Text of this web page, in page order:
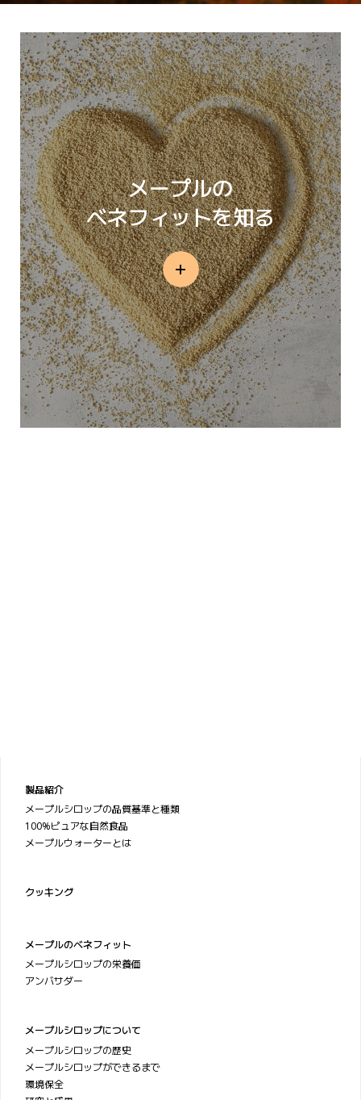
メープルの
ベネフィットを知る
製品紹介
メープルシロップの品質基準と種類
100%ピュアな自然食品
メープルウォーターとは
クッキング
メープルのベネフィット
メープルシロップの栄養価
アンバサダー
メープルシロップについて
メープルシロップの歴史
メープルシロップができるまで
環境保全